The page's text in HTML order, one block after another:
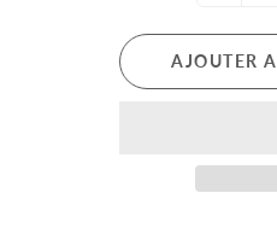
AJOUTER